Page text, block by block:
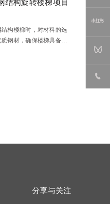
结构旋转楼梯项目
构楼梯时，对材料的选
钢材，确保楼梯具备足
等，保证其符合相关国
分享与关注